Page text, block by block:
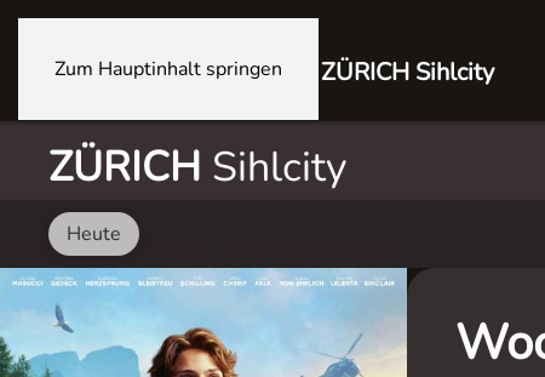
Zum Hauptinhalt springen ZÜRICH Sihlcity
ZÜRICH Sihlcity
Heute